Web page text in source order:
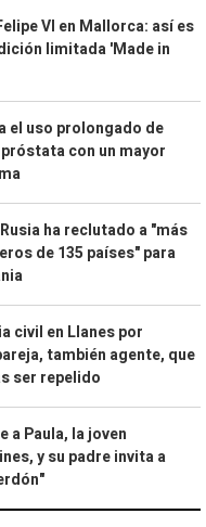
VI en Mallorca: así es
limitada 'Made in
el uso prolongado de
con un mayor
ha reclutado a "más
de 135 países" para
civil en Llanes por
también agente, que
ser repelido
a Paula, la joven
y su padre invita a